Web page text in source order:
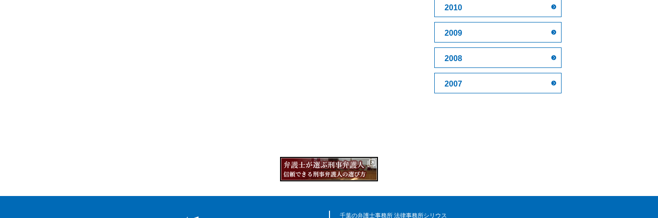
2010
2009
2008
2007
千葉の弁護士事務所 法律事務所シリウス